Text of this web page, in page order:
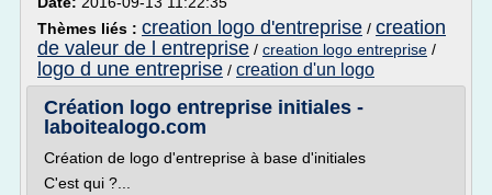
Thèmes liés : creation logo d'entreprise / creation
de valeur de l entreprise / creation logo entreprise /
logo d une entreprise / creation d'un logo
Création logo entreprise initiales -
laboitealogo.com
Création de logo d'entreprise à base d'initiales
C'est qui ?...